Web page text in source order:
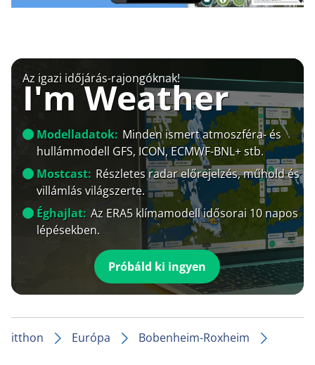
Az igazi időjárás-rajongóknak!
I'm Weather
Modelladatok: Minden ismert atmoszféra- és
hullámmodell GFS, ICON, ECMWF-BNL+ stb.
Mostcast: Részletes radar előrejelzés, műhold és
villámlás világszerte.
Éghajlat: Az ERA5 klímamodell idősorai 10 napos
lépésekben.
Próbáld ki ingyen
itthon Európa Bobenheim-Roxheim